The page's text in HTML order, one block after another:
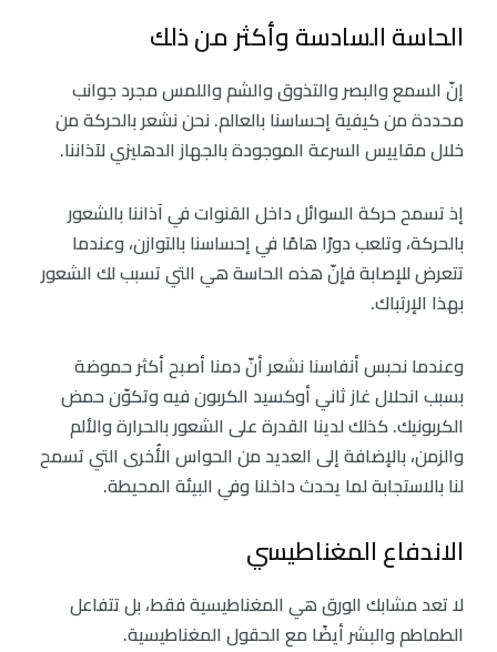
الحاسة السادسة وأكثر من ذلك
إنّ السمع والبصر والتذوق والشم واللمس مجرد جوانب
محددة من كيفية إحساسنا بالعالم. نحن نشعر بالحركة من
خلال مقاييس السرعة الموجودة بالجهاز الدهليزي لآذاننا.
إذ تسمح حركة السوائل داخل القنوات في آذاننا بالشعور
بالحركة، وتلعب دورًا هامًا في إحساسنا بالتوازن، وعندما
تتعرض للإصابة فإنّ هذه الحاسة هي التي تسبب لك الشعور
بهذا الإرتباك.
وعندما نحبس أنفاسنا نشعر أنّ دمنا أصبح أكثر حموضة
بسبب انحلال غاز ثاني أوكسيد الكربون فيه وتكوّن حمض
الكربونيك. كذلك لدينا القدرة على الشعور بالحرارة والألم
والزمن، بالإضافة إلى العديد من الحواس الأُخرى التي تسمح
لنا بالاستجابة لما يحدث داخلنا وفي البيئة المحيطة.
الاندفاع المغناطيسي
لا تعد مشابك الورق هي المغناطيسية فقط، بل تتفاعل
الطماطم والبشر أيضًا مع الحقول المغناطيسية.